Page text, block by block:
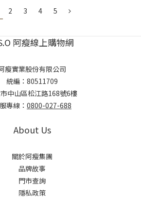
2 3 4 5
阿瘦線上購物網
瘦實業股份有限公司
統編：80511709
中山區松江路168號6樓
專線： 0800-027-688
About Us
關於阿瘦集團
品牌故事
門市查詢
隱私政策